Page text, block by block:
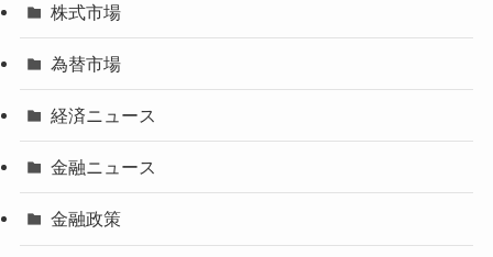
株式市場
為替市場
経済ニュース
金融ニュース
金融政策